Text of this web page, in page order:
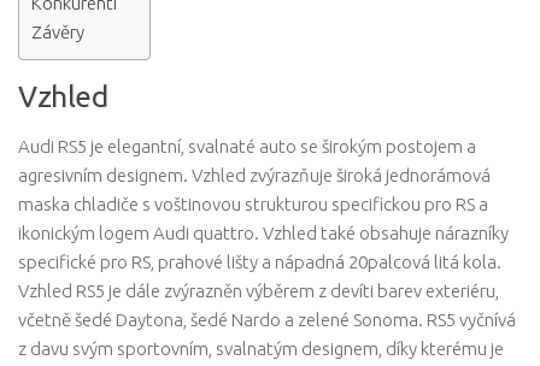
Závěry
Vzhled
Audi RS5 je elegantní, svalnaté auto se širokým postojem a
agresivním designem. Vzhled zvýrazňuje široká jednorámová
maska ​​chladiče s voštinovou strukturou specifickou pro RS a
ikonickým logem Audi quattro. Vzhled také obsahuje nárazníky
specifické pro RS, prahové lišty a nápadná 20palcová litá kola.
Vzhled RS5 je dále zvýrazněn výběrem z devíti barev exteriéru,
včetně šedé Daytona, šedé Nardo a zelené Sonoma. RS5 vyčnívá
z davu svým sportovním, svalnatým designem, díky kterému je